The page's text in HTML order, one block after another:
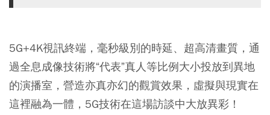
5G+4K視訊終端，毫秒級別的時延、超高清畫質，通
過全息成像技術將“代表”真人等比例大小投放到異地
的演播室，營造亦真亦幻的觀賞效果，虛擬與現實在
這裡融為一體，5G技術在這場訪談中大放異彩！